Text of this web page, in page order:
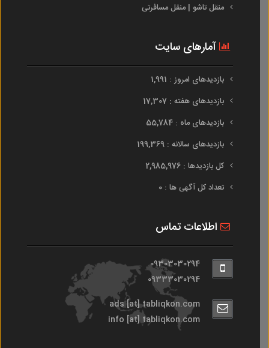
منقل تاشو | منقل مسافرتی
آمارهای سایت
بازدیدهای امروز : 1,991
بازدیدهای هفته : 17,307
بازدیدهای ماه : 55,784
بازدیدهای سالانه : 199,369
کل بازدیدها : 2,985,976
تعداد کل آگهی ها : 0
اطلاعات تماس
09303030294
09333030294
ads [at] tabliqkon.com
info [at] tabliqkon.com